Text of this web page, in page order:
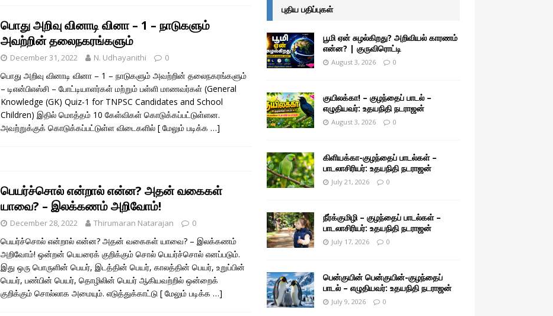
பொது அறிவு வினாடி வினா – 1 – நாடுகளும்
அவற்றின் தலைநகரங்களும்
December 31, 2022 N. Udhayanithi 0
பொது அறிவு வினாடி வினா – 1 – நாடுகளும் அவற்றின் தலைநகரங்களும்
– டிஎன்பிஎஸ்சி – போட்டியாளர்கள் மற்றும் பள்ளி மாணவர்கள் (General
Knowledge (GK) Quiz-1 for TNPSC Candidates and School
Children) இதில் மொத்தம் 10 கேள்விகள் கொடுக்கப்பட்டுள்ளன.
அவற்றுக்குக் கொடுக்கப்பட்டுள்ள விடைகளில் [ மேலும் படிக்க …]
பெயர்ச்சொல் என்றால் என்ன? அதன் வகைகள்
யாவை? – இலக்கணம் அறிவோம்!
December 28, 2022 Thirumaran Natarajan 0
பெயர்ச்சொல் என்றால் என்ன? அதன் வகைகள் யாவை? – இலக்கணம்
அறிவோம்! ஒன்றன் பெயரைக் குறிக்கும் சொல் பெயர்ச்சொல் எனப்படும்.
இது ஒரு பொருளின் பெயர், இடத்தின் பெயர், காலத்தின் பெயர், உறுப்பின்
பெயர், பண்பின் பெயர், தொழிலின் பெயர் ஆகியவற்றில் ஒன்றைக்
குறிக்கும் சொல்லாக அமையும். எடுத்துக்காட்டு [ மேலும் படிக்க …]
புதிய பதிப்புகள்
பூமி ஏன் சுழல்கிறது? அறிவியல் காரணம்
என்ன? | குருவிரொட்டி
August 3, 2026 0
குயிலக்கா! – குழந்தைப் பாடல் –
எழுதியவர்: உதயநிதி நடராஜன்
August 3, 2026 0
கிளியக்கா-குழந்தைப் பாடல்கள் –
பாடலாசிரியர்: உதயநிதி நடராஜன்
July 21, 2026 0
நீர்க்குமிழி – குழந்தைப் பாடல்கள் –
பாடலாசிரியர்: உதயநிதி நடராஜன்
July 17, 2026 0
பென்குயின் பென்குயின்-குழந்தைப்
பாடல் – எழுதியவர்: உதயநிதி நடராஜன்
July 9, 2026 0